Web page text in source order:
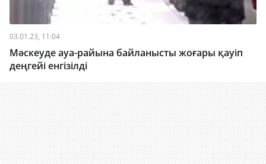
03.01.23, 11:04
Мәскеуде ауа-райына байланысты жоғары қауіп
деңгейі енгізілді